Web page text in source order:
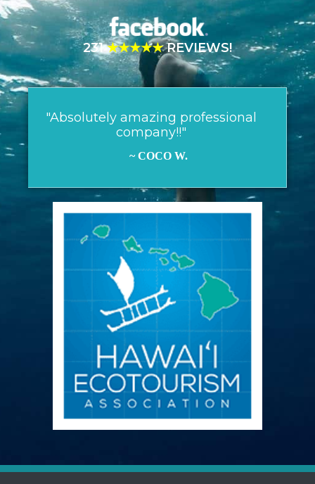
231★★★★★REVIEWS!
"Absolutely amazing professional
company!!"
~ COCO W.